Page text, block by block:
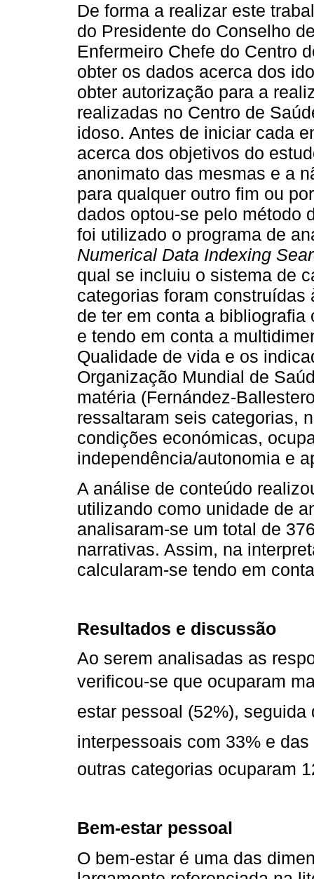
De forma a realizar este
do Presidente do Conselho
Enfermeiro Chefe do Centro
obter os dados acerca dos
obter autorização para a
realizadas no Centro de
idoso. Antes de iniciar cada
acerca dos objetivos do
anonimato das mesmas e a
para qualquer outro fim ou
dados optou-se pelo método
foi utilizado o programa de
Numerical Data Indexing
qual se incluiu o sistema de
categorias foram
de ter em conta a
e tendo em conta a
Qualidade de vida e os
Organização Mundial de
matéria (Fernández-
ressaltaram seis categorias,
condições económicas,
independência/autonomia e
A análise de conteúdo
utilizando como unidade de
analisaram-se um total de
narrativas. Assim, na
calcularam-se tendo em
Resultados e discussão
Ao serem analisadas as
verificou-se que ocuparam
estar pessoal (52%), seguida
interpessoais com 33% e
outras categorias ocuparam
Bem-estar pessoal
O bem-estar é uma das